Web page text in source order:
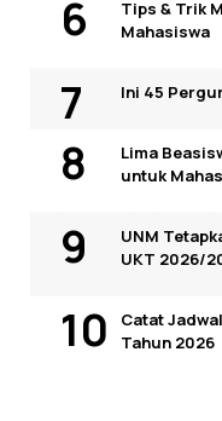
Tips & Trik
Mahasiswa
Ini 45
Lima
untuk
UNM
UKT 2026/
Catat
Tahun 2026